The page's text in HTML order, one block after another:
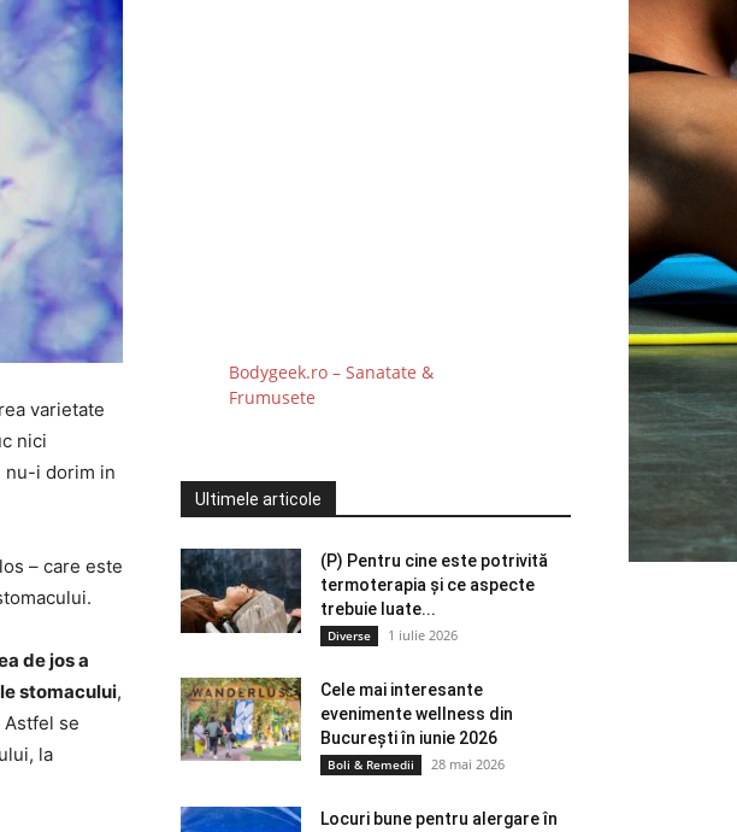
varietate
nici
nu-i dorim in
– care este
de jos a
stomacului,
se
la
Bodygeek.ro – Sanatate &
Frumusete
Ultimele articole
(P) Pentru cine este potrivită
termoterapia și ce aspecte
trebuie luate...
Diverse 1 iulie 2026
Cele mai interesante
evenimente wellness din
București în iunie 2026
Boli & Remedii 28 mai 2026
Locuri bune pentru alergare în